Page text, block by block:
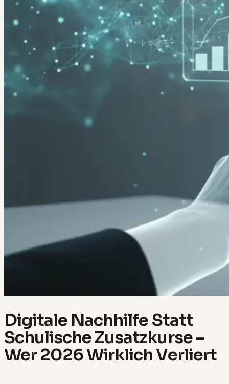
Digitale Nachhilfe Statt
Schulische Zusatzkurse –
Wer 2026 Wirklich Verliert